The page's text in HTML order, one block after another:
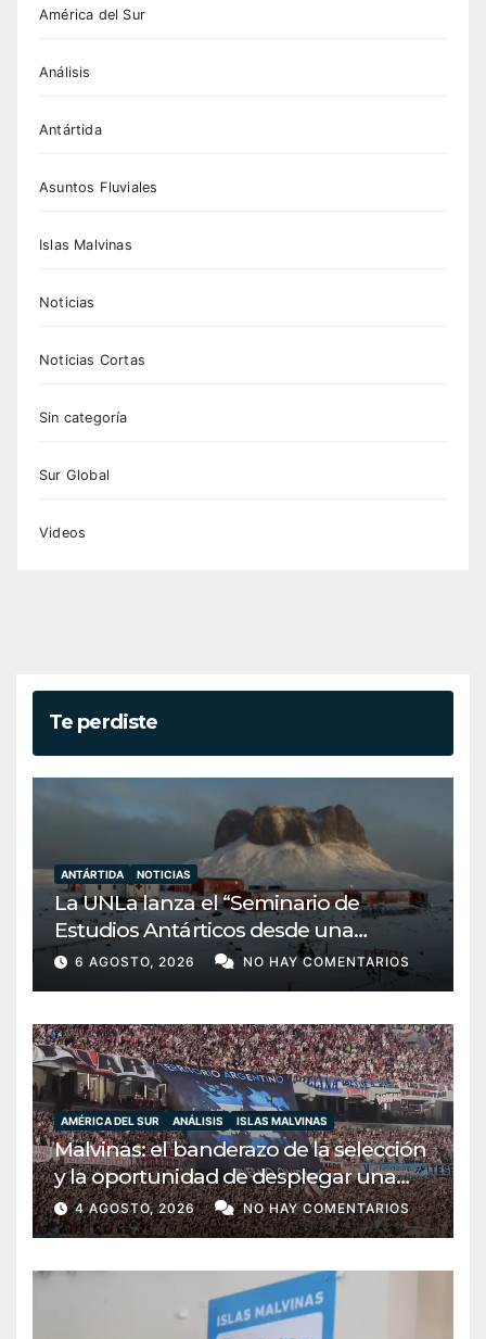
América del Sur
Análisis
Antártida
Asuntos Fluviales
Islas Malvinas
Noticias
Noticias Cortas
Sin categoría
Sur Global
Videos
Te perdiste
ANTÁRTIDA NOTICIAS
La UNLa lanza el “Seminario de
Estudios Antárticos desde una
perspectiva transdisciplinar”: una
apuesta por la soberanía y la
6 AGOSTO, 2026 NO HAY COMENTARIOS
AMÉRICA DEL SUR ANÁLISIS ISLAS MALVINAS
Malvinas: el banderazo de la selección
y la oportunidad de desplegar una
diplomacia soberana
4 AGOSTO, 2026 NO HAY COMENTARIOS